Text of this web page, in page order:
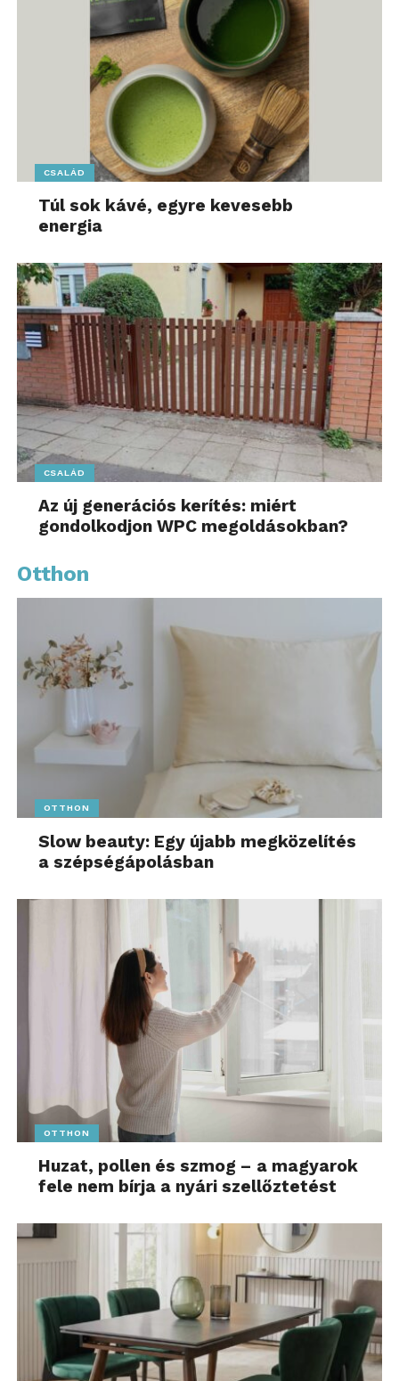
CSALÁD
Túl sok kávé, egyre kevesebb
energia
CSALÁD
Az új generációs kerítés: miért
gondolkodjon WPC megoldásokban?
Otthon
OTTHON
Slow beauty: Egy újabb megközelítés
a szépségápolásban
OTTHON
Huzat, pollen és szmog – a magyarok
fele nem bírja a nyári szellőztetést